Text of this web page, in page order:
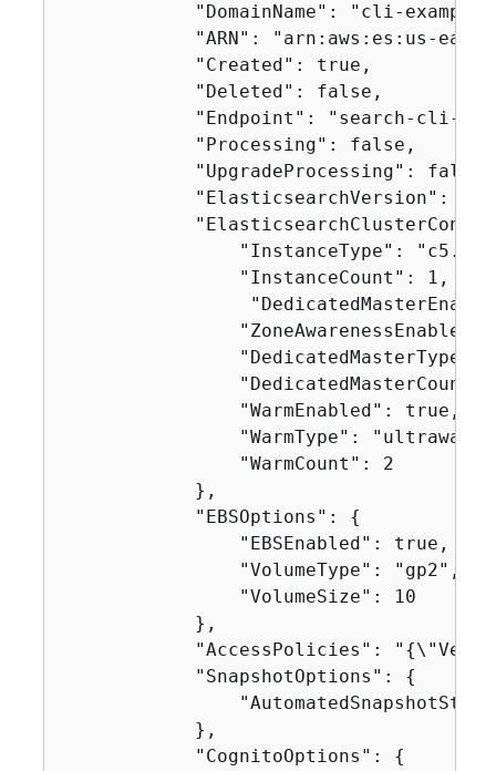
"DomainName": "cli-
"ARN": "arn:aws:es:us-
            "Created": true,
            "Deleted": false,
"Endpoint": "search-cli-
            "Processing": false,
            "UpgradeProcessing": false,
"ElasticsearchVersion":
"InstanceType":
                "InstanceCount": 1,
"DedicatedMasterType":
                "WarmEnabled": true,
"WarmType":
                "WarmCount": 2
            },
            "EBSOptions":
{
                "EBSEnabled": true,
                "VolumeType": "gp2",
                "VolumeSize": 10
            },
            "AccessPolicies": "
{
            "SnapshotOptions":
{
            },
            "CognitoOptions":
{